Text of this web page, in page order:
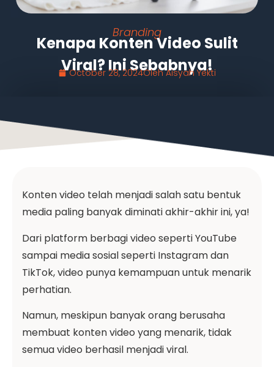
Branding
Kenapa Konten Video Sulit
Viral? Ini Sebabnya!
October 28, 2024OlehAisyah Yekti
Konten video telah menjadi salah satu bentuk
media paling banyak diminati akhir-akhir ini, ya!
Dari platform berbagi video seperti YouTube
sampai media sosial seperti Instagram dan
TikTok, video punya kemampuan untuk menarik
perhatian.
Namun, meskipun banyak orang berusaha
membuat konten video yang menarik, tidak
semua video berhasil menjadi viral.